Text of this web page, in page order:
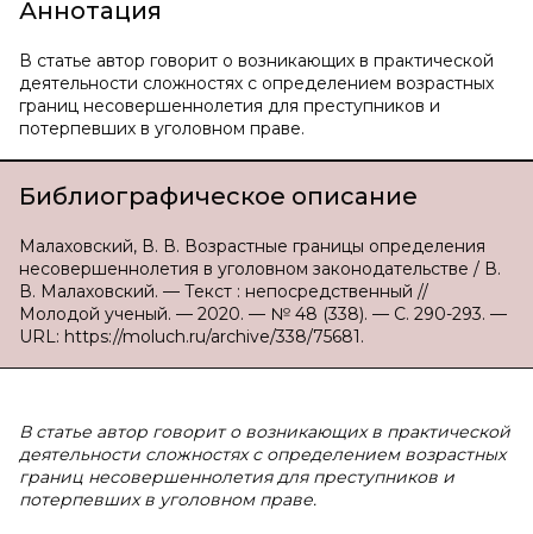
Аннотация
В статье автор говорит о возникающих в практической
деятельности сложностях с определением возрастных
границ несовершеннолетия для преступников и
потерпевших в уголовном праве.
Библиографическое описание
Малаховский, В. В. Возрастные границы определения
несовершеннолетия в уголовном законодательстве / В.
В. Малаховский. — Текст : непосредственный //
Молодой ученый. — 2020. — № 48 (338). — С. 290-293. —
URL: https://moluch.ru/archive/338/75681.
В статье автор говорит о возникающих в практической
деятельности сложностях с определением возрастных
границ несовершеннолетия для преступников и
потерпевших в уголовном праве.